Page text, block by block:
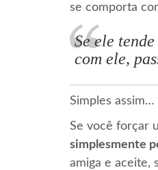
se comporta
Se ele
com ele,
Simples assim…
Se você forçar
simplesmente
amiga e aceite,